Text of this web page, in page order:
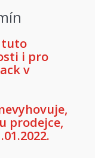
tuto
i pro
v
prodejce,